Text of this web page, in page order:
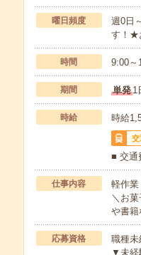
曜日頻度
週0日
す！★
時間 9:00～
期間 単発1
時給 時給
交
■ 交通
仕事内容
軽作業
＼お
や書
応募資格
職種
▼未経